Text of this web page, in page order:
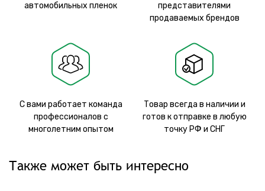
автомобильных пленок
представителями
продаваемых брендов
С вами работает команда
профессионалов с
многолетним опытом
Товар всегда в наличии и
готов к отправке в любую
точку РФ и СНГ
Также может быть интересно